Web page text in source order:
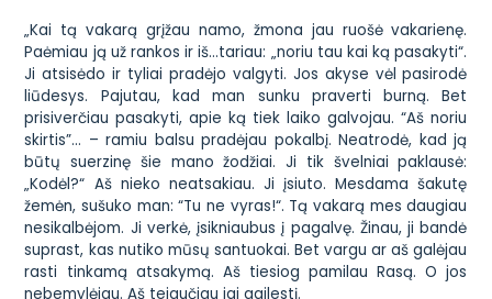
„Kai tą vakarą grįžau namo, žmona jau ruošė vakarienę.
Paėmiau ją už rankos ir iš…tariau: „noriu tau kai ką pasakyti“.
Ji atsisėdo ir tyliai pradėjo valgyti. Jos akyse vėl pasirodė
liūdesys. Pajutau, kad man sunku praverti burną. Bet
prisiverčiau pasakyti, apie ką tiek laiko galvojau. “Aš noriu
skirtis”… – ramiu balsu pradėjau pokalbį. Neatrodė, kad ją
būtų suerzinę šie mano žodžiai. Ji tik švelniai paklausė:
„Kodėl?“ Aš nieko neatsakiau. Ji įsiuto. Mesdama šakutę
žemėn, sušuko man: “Tu ne vyras!“. Tą vakarą mes daugiau
nesikalbėjom. Ji verkė, įsikniaubus į pagalvę. Žinau, ji bandė
suprast, kas nutiko mūsų santuokai. Bet vargu ar aš galėjau
rasti tinkamą atsakymą. Aš tiesiog pamilau Rasą. O jos
nebemylėjau. Aš tejaučiau jai gailestį.